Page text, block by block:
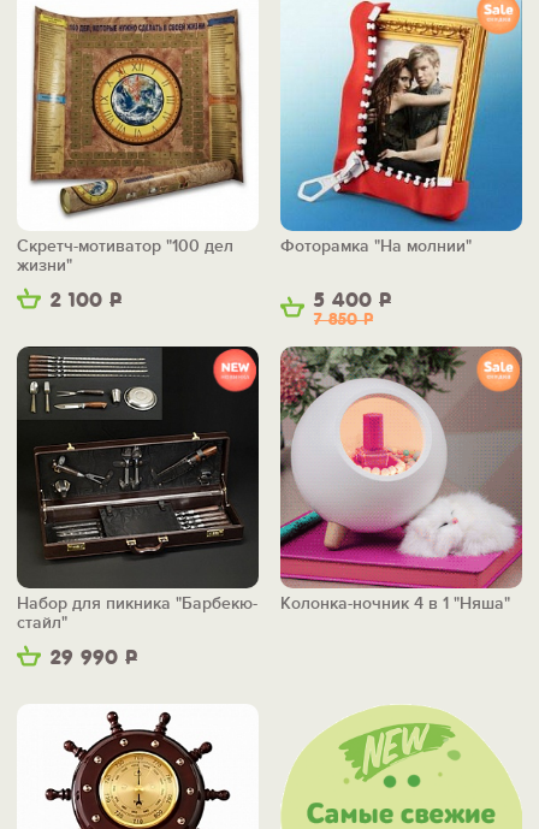
2 100 Р
Скретч-мотиватор "100 дел
жизни"
5 400 Р
7 850Р
Фоторамка "На молнии"
29 990 Р
Набор для пикника "Барбекю-
стайл"
Колонка-ночник 4 в 1 "Няша"